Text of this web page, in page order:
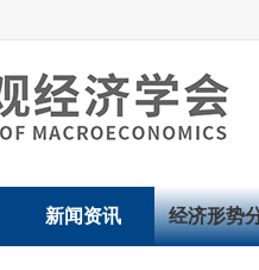
新闻资讯 经济形势